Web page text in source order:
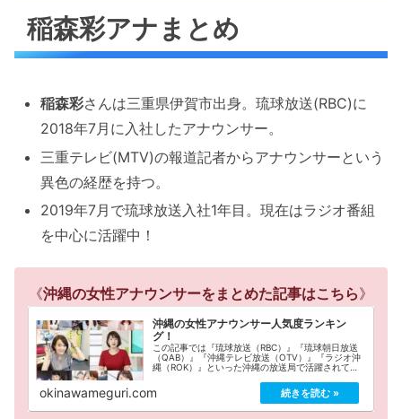
稲森彩アナまとめ
稲森彩さんは三重県伊賀市出身。琉球放送(RBC)に
2018年7月に入社したアナウンサー。
三重テレビ(MTV)の報道記者からアナウンサーという
異色の経歴を持つ。
2019年7月で琉球放送入社1年目。現在はラジオ番組
を中心に活躍中！
《沖縄の女性アナウンサーをまとめた記事はこちら》
沖縄の女性アナウンサー人気度ランキン
グ！
この記事では『琉球放送（RBC）』『琉球朝日放送
（QAB）』『沖縄テレビ放送（OTV）』『ラジオ沖
縄（ROK）』といった沖縄の放送局で活躍されてい
をランキング形式でまとめています。
okinawameguri.com